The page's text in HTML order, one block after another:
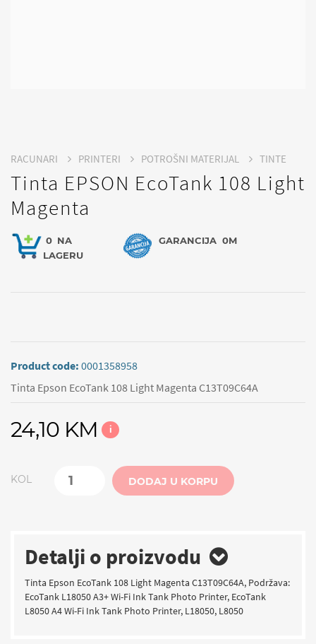
RACUNARI PRINTERI POTROŠNI MATERIJAL TINTE
Tinta EPSON EcoTank 108 Light
Magenta
0 NA
LAGERU
GARANCIJA 0M
Product code: 0001358958
Tinta Epson EcoTank 108 Light Magenta C13T09C64A
24,10 KM i
KOL DODAJ U KORPU
Detalji o proizvodu
Tinta Epson EcoTank 108 Light Magenta C13T09C64A, Podržava:
EcoTank L18050 A3+ Wi-Fi Ink Tank Photo Printer, EcoTank
L8050 A4 Wi-Fi Ink Tank Photo Printer, L18050, L8050